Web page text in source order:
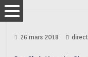
26 mars 2018